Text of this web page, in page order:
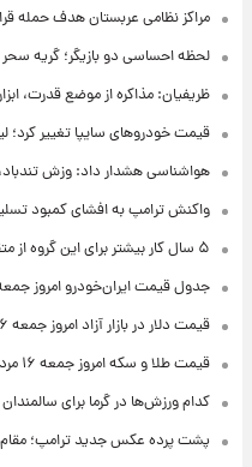
مراکز نظامی عربستان هدف حمله
لحظه احساسی دو بازیگر؛ گریه
ظریفیان: مذاکره از موضع قدرت،
قیمت خودروهای سایپا تغییر کرد؛ لیست قیمت
هواشناسی هشدار داد: وزش تندباد،
واکنش ترامپ به افشای کمبود
۵ سال کار بیشتر برای این گروه از متقاضیان بازنشستگی
جدول قیمت ایران‌خودرو امروز جمعه ۱۶ مرداد؛ قیمت‌ها تغییر
قیمت دلار در بازار آزاد امروز جمعه ۱۶ مرداد ۱۴۰۵
قیمت طلا و سکه امروز جمعه ۱۶ مرداد ۱۴۰۵ +جدول
کدام ورزش‌ها در گرما برای
پشت پرده عکس جدید ترامپ؛ مقام